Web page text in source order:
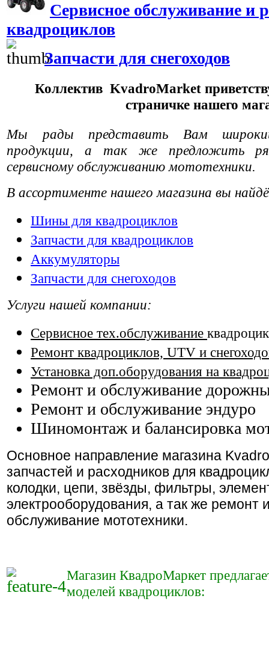
Сервисное обслуживание и
квадроциклов
Запчасти для снегоходов
Коллектив KvadroMarket
страничке нашего
Мы рады представить Вам
продукции, а так же предложить
сервисному обслуживанию мототехники.
В ассортименте нашего магазина вы
Шины для квадроциклов
Запчасти для квадроциклов
Аккумуляторы
Запчасти для снегоходов
Услуги нашей компании:
Cервисное тех.обслуживание
Ремонт квадроциклов, UTV и
Установка доп.оборудования на
Ремонт и обслуживание
Ремонт и обслуживание эндуро
Шиномонтаж и балансировка
Основное направление магазина
запчастей и расходников для
колодки, цепи, звёзды, фильтры,
электрооборудования, а так же ремонт
обслуживание мототехники.
Магазин КвадроМаркет
моделей квадроциклов: